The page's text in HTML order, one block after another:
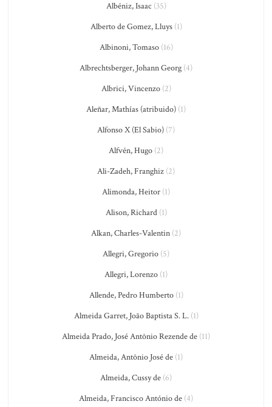
Albéniz, Isaac (35)
Alberto de Gomez, Lluys(1)
Albinoni, Tomaso(16)
Albrechtsberger, Johann Georg (4)
Albrici, Vincenzo(2)
Aleñar, Mathías (atribuido) (1)
Alfonso X (El Sabio) (7)
Alfvén, Hugo (2)
Ali-Zadeh, Franghiz (2)
Alimonda, Heitor (1)
Alison, Richard(1)
Alkan, Charles-Valentin (2)
Allegri, Gregorio (5)
Allegri, Lorenzo (1)
Allende, Pedro Humberto(1)
Almeida Garret, João Baptista S. L.(1)
Almeida Prado, José Antônio Rezende de (11)
Almeida, Antônio José de (1)
Almeida, Cussy de (6)
Almeida, Francisco António de (4)